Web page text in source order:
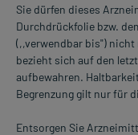
Sie dürfen dieses
Durchdrückfolie bzw.
(,,verwendbar bis") nicht
bezieht sich auf den
aufbewahren.
Begrenzung gilt nur für
Entsorgen Sie